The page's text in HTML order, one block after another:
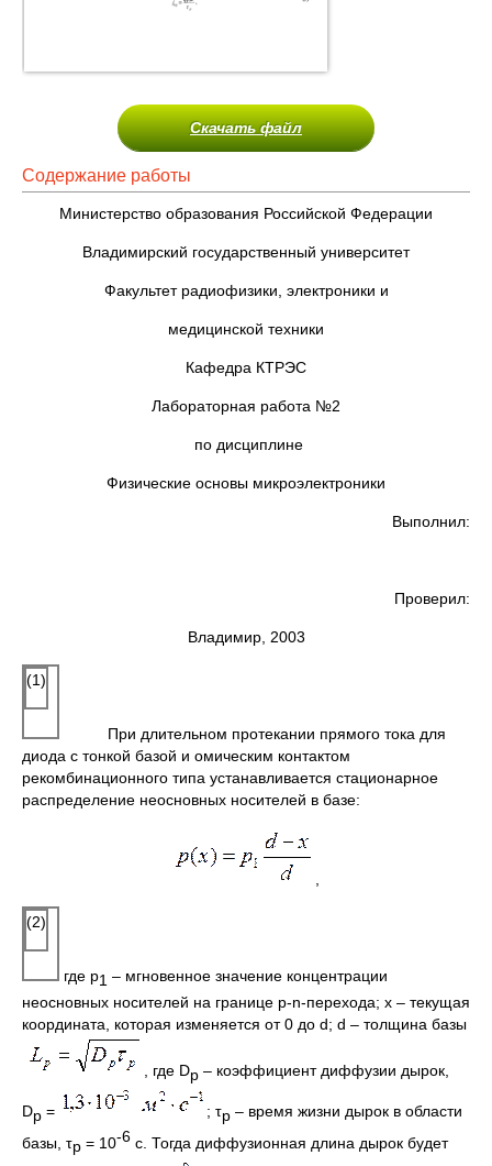
Скачать файл
Содержание работы
Министерство образования Российской Федерации
Владимирский государственный университет
Факультет радиофизики, электроники и
медицинской техники
Кафедра КТРЭС
Лабораторная работа №2
по дисциплине
Физические основы микроэлектроники
Выполнил:
Проверил:
Владимир, 2003
(1)
При длительном протекании прямого тока для
диода с тонкой базой и омическим контактом
рекомбинационного типа устанавливается стационарное
распределение неосновных носителей в базе:
(2)
где p1 – мгновенное значение концентрации
неосновных носителей на границе p-n-перехода; x – текущая
координата, которая изменяется от 0 до d; d – толщина базы
, где Dp – коэффициент диффузии дырок,
Dp = ; τр – время жизни дырок в области
базы, τр = 10-6 с. Тогда диффузионная длина дырок будет